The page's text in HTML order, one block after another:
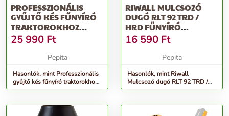
PROFESSZIONÁLIS
GYŰJTŐ KÉS FŰNYÍRÓ
TRAKTOROKHOZ
RIWALL PRO, 46 CM...
25 990 Ft
Pepita
Hasonlók, mint Professzionális
gyűjtő kés fűnyíró traktorokhoz
Riwall PRO, 46 cm...
RIWALL MULCSOZÓ
DUGÓ RLT 92 TRD /
HRD FŰNYÍRÓ
TRAKTOROKHOZ
16 590 Ft
Pepita
Hasonlók, mint Riwall
Mulcsozó dugó RLT 92 TRD /
HRD fűnyíró traktorokhoz